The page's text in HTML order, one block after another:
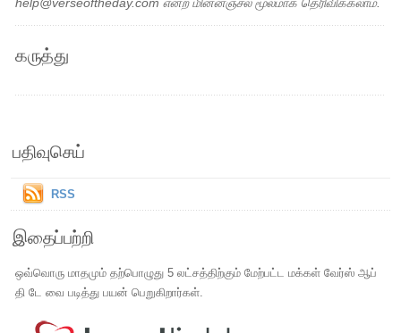
கருத்து
பதிவுசெய்
RSS
இதைப்பற்றி
ஒவ்வொரு மாதமும் தற்பொழுது 5 லட்சத்திற்கும் மேற்பட்ட மக்கள் வேர்ஸ் ஆப்
தி டே வை படித்து பயன் பெறுகிறார்கள்.